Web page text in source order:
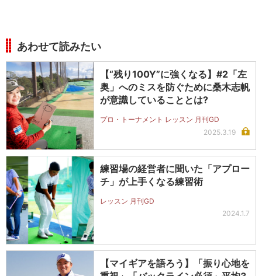
あわせて読みたい
【“残り100Y”に強くなる】#2「左
奥」へのミスを防ぐために桑木志帆
が意識していることとは?
プロ・トーナメント レッスン 月刊GD
2025.3.19
練習場の経営者に聞いた「アプロー
チ」が上手くなる練習術
レッスン 月刊GD
2024.1.7
【マイギアを語ろう】「振り心地を